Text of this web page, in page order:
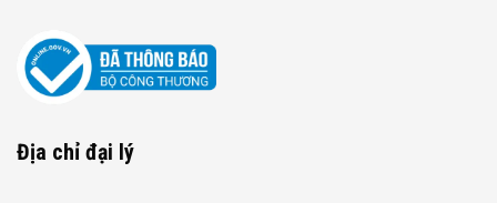
Địa chỉ đại lý